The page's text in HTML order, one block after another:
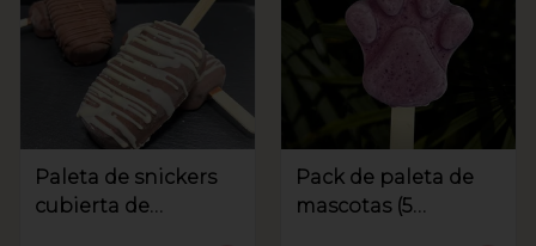
Paleta de snickers
cubierta de
Pack de paleta de
mascotas (5